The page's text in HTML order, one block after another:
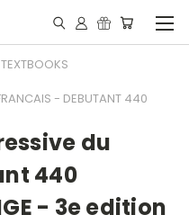
- DEBUTANT 440
du
440
- 3e edition